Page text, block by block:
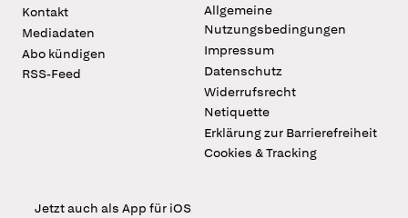
Kontakt
Mediadaten
Abo kündigen
RSS-Feed
Allgemeine
Nutzungsbedingungen
Impressum
Datenschutz
Widerrufsrecht
Netiquette
Erklärung zur Barrierefreiheit
Cookies & Tracking
Jetzt auch als App für iOS